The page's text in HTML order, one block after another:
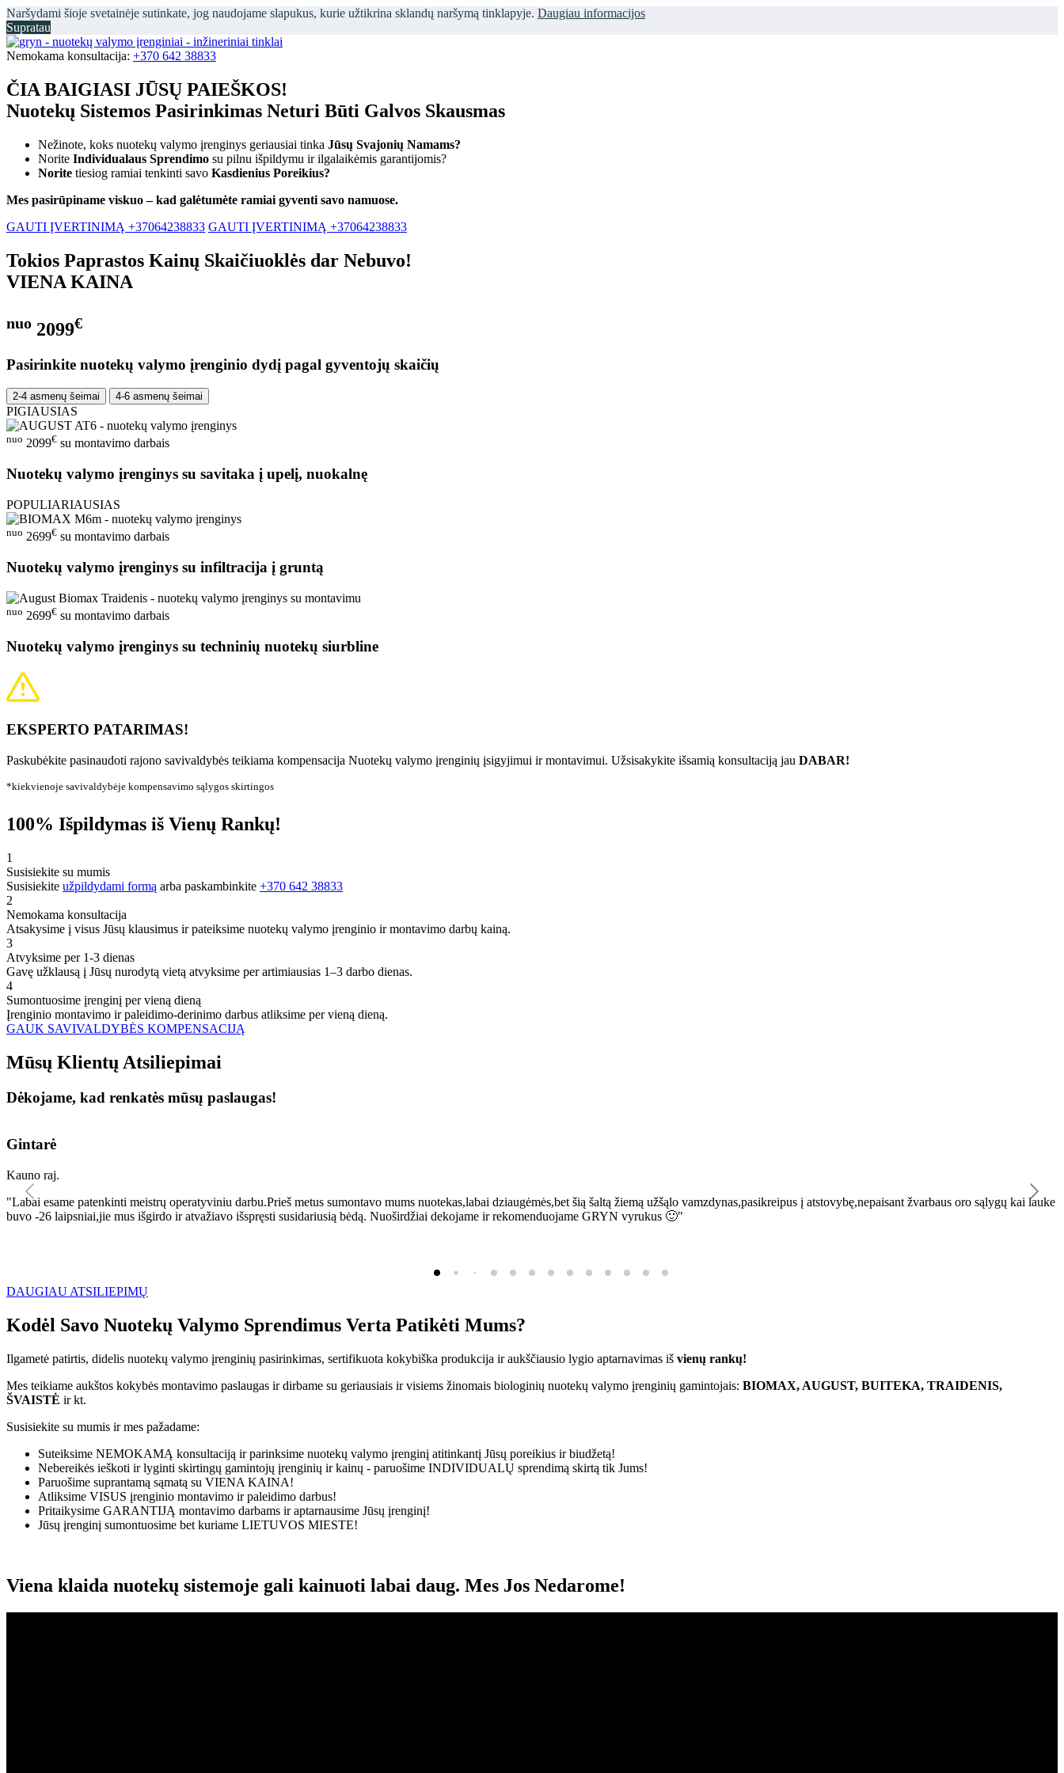
Naršydami šioje svetainėje sutinkate, jog naudojame slapukus, kurie užtikrina sklandų naršymą tinklapyje. Daugiau informacijos
Supratau
Nemokama konsultacija: +370 642 38833
ČIA BAIGIASI JŪSŲ PAIEŠKOS!
Nuotekų Sistemos Pasirinkimas Neturi Būti Galvos Skausmas
Nežinote, koks nuotekų valymo įrenginys geriausiai tinka Jūsų Svajonių Namams?
Norite Individualaus Sprendimo su pilnu išpildymu ir ilgalaikėmis garantijomis?
Norite tiesiog ramiai tenkinti savo Kasdienius Poreikius?
Mes pasirūpiname viskuo – kad galėtumėte ramiai gyventi savo namuose.
GAUTI ĮVERTINIMĄ +37064238833 GAUTI ĮVERTINIMĄ +37064238833
Tokios Paprastos Kainų Skaičiuoklės dar Nebuvo!
VIENA KAINA
nuo 2099€
Pasirinkite nuotekų valymo įrenginio dydį pagal gyventojų skaičių
2-4 asmenų šeimai 4-6 asmenų šeimai
PIGIAUSIAS
nuo 2099€ su montavimo darbais
Nuotekų valymo įrenginys su savitaka į upelį, nuokalnę
POPULIARIAUSIAS
nuo 2699€ su montavimo darbais
Nuotekų valymo įrenginys su infiltracija į gruntą
nuo 2699€ su montavimo darbais
Nuotekų valymo įrenginys su techninių nuotekų siurbline
EKSPERTO PATARIMAS!
Paskubėkite pasinaudoti rajono savivaldybės teikiama kompensacija Nuotekų valymo įrenginių įsigyjimui ir montavimui. Užsisakykite išsamią konsultaciją jau DABAR!
*kiekvienoje savivaldybėje kompensavimo sąlygos skirtingos
100% Išpildymas iš Vienų Rankų!
1
Susisiekite su mumis
Susisiekite užpildydami formą arba paskambinkite +370 642 38833
2
Nemokama konsultacija
Atsakysime į visus Jūsų klausimus ir pateiksime nuotekų valymo įrenginio ir montavimo darbų kainą.
3
Atvyksime per 1-3 dienas
Gavę užklausą į Jūsų nurodytą vietą atvyksime per artimiausias 1–3 darbo dienas.
4
Sumontuosime įrenginį per vieną dieną
Įrenginio montavimo ir paleidimo-derinimo darbus atliksime per vieną dieną.
GAUK SAVIVALDYBĖS KOMPENSACIJĄ
Mūsų Klientų Atsiliepimai
Dėkojame, kad renkatės mūsų paslaugas!
Gintarė
Kauno raj.
"Labai esame patenkinti meistrų operatyviniu darbu.Prieš metus sumontavo mums nuotekas,labai dziaugėmės,bet šią šaltą žiemą užšąlo vamzdynas,pasikreipus į atstovybę,nepaisant žvarbaus oro sąlygų kai lauke
buvo -26 laipsniai,jie mus išgirdo ir atvažiavo išspręsti susidariusią bėdą. Nuoširdžiai dekojame ir rekomenduojame GRYN vyrukus 🙂"
DAUGIAU ATSILIEPIMŲ
Kodėl Savo Nuotekų Valymo Sprendimus Verta Patikėti Mums?
Ilgametė patirtis, didelis nuotekų valymo įrenginių pasirinkimas, sertifikuota kokybiška produkcija ir aukščiausio lygio aptarnavimas iš vienų rankų!
Mes teikiame aukštos kokybės montavimo paslaugas ir dirbame su geriausiais ir visiems žinomais biologinių nuotekų valymo įrenginių gamintojais: BIOMAX, AUGUST, BUITEKA, TRAIDENIS,
ŠVAISTĖ ir kt.
Susisiekite su mumis ir mes pažadame:
Suteiksime NEMOKAMĄ konsultaciją ir parinksime nuotekų valymo įrenginį atitinkantį Jūsų poreikius ir biudžetą!
Nebereikės ieškoti ir lyginti skirtingų gamintojų įrenginių ir kainų - paruošime INDIVIDUALŲ sprendimą skirtą tik Jums!
Paruošime suprantamą sąmatą su VIENA KAINA!
Atliksime VISUS įrenginio montavimo ir paleidimo darbus!
Pritaikysime GARANTIJĄ montavimo darbams ir aptarnausime Jūsų įrenginį!
Jūsų įrenginį sumontuosime bet kuriame LIETUVOS MIESTE!
Viena klaida nuotekų sistemoje gali kainuoti labai daug. Mes Jos Nedarome!